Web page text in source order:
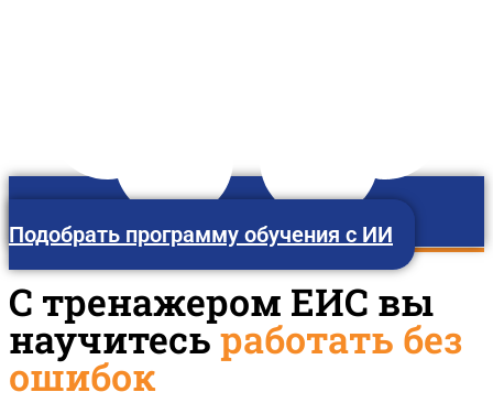
Горно-Алтайск
Подобрать программу обучения с ИИ
С тренажером ЕИС вы
научитесьработать без
ошибок